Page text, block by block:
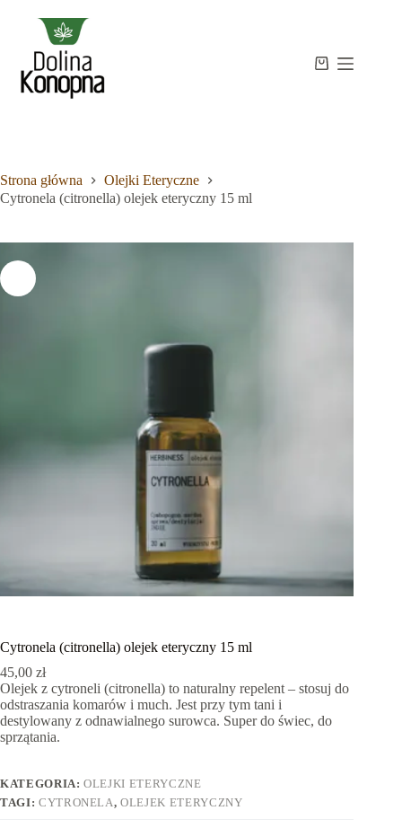
Brak
wyników
Strona
główna
Kontakt
Koszyk
Strona główna
Olejki Eteryczne
Cytronela (citronella) olejek eteryczny 15 ml
Cytronela (citronella) olejek eteryczny 15 ml
45,00 zł
Olejek z cytroneli (citronella) to naturalny repelent – stosuj do
odstraszania komarów i much. Jest przy tym tani i
destylowany z odnawialnego surowca. Super do świec, do
sprzątania.
KATEGORIA:OLEJKI ETERYCZNE
TAGI: CYTRONELA,OLEJEK ETERYCZNY